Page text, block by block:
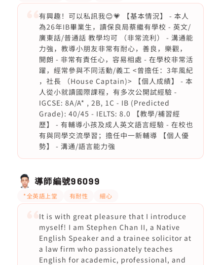
有興趣！可以私訊我😊💗 【基本情況】 - 本人
為26年IB畢業生，讀保良局蔡繼有學校 - 英文/
廣東話/普通話 教學均可 （非常流利） - 溝通能
力強，教導小朋友非常有耐心，善良，樂觀，
開朗 - 非常有責任心，容易相處 - 在學校非常活
躍，經常參與不同活動/義工 <曾擔任：3年風紀
，社長 （House Captain)> 【個人成績】 - 本
人從小就讀國際課程，有多次公開試經驗 -
IGCSE: 8A/A* , 2B, 1C - IB (Predicted
Grade): 40/45 - IELTS: 8.0 【教學/補習經
歷】 - 有輔導小孩及成人英文語言經驗 - 在校也
有與同學交流學習；擔任中一新輔導 【個人優
勢】 - 溝通/語言能力強
導師編號96099
*全英語上堂 有耐性 細心
It is with great pleasure that I introduce
myself! I am Stephen Chan II, a Native
English Speaker and a trainee solicitor at
a law firm who passionately teaches
English for academic, professional, and